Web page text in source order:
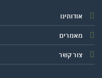
אודותינו
מאמרים
צור קשר